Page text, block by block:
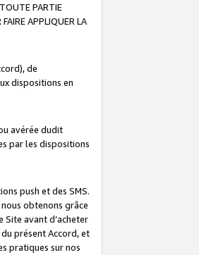
PARTIE
APPLIQUER LA
de
dispositions en
avérée dudit
par les dispositions
push et des SMS.
obtenons grâce
Site avant d’acheter
présent Accord, et
pratiques sur nos